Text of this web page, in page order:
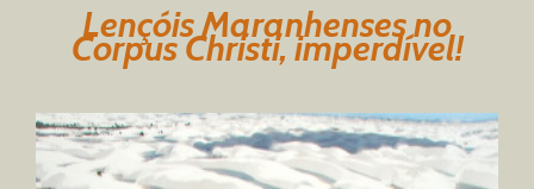
Lençóis Maranhenses no
Corpus Christi, imperdível!